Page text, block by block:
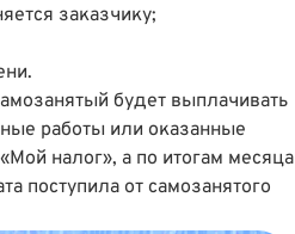
заказчику;
будет выплачивать
работы или оказанные
налог», а по итогам месяца
поступила от самозанятого